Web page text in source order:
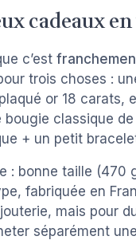
cadeaux
c’est
trois choses :
or 18
classique
+ un petit
: bonne taille (470
fabriquée en
mais pour
séparément